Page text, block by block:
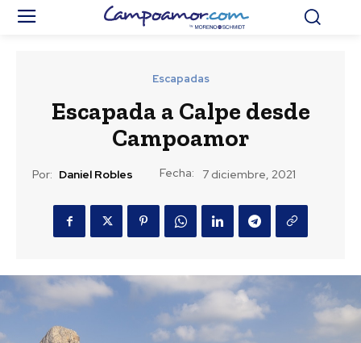
Escapadas
Escapada a Calpe desde
Campoamor
Por: Daniel Robles Fecha: 7 diciembre, 2021